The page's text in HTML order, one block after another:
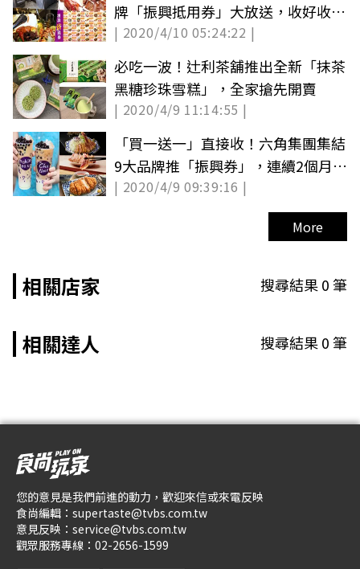
牌「振興抵用券」大放送，收好收滿
看這篇
| 2020/4/10 05:24:22 |
必吃一波！辻利茶舖推出全新「抹茶
黑糖珍珠雪糕」，全家搶先開賣
| 2020/4/9 11:14:55 |
「買一送一」直接收！六角集團集結
9大品牌推「振興券」，連續2個月可
用
| 2020/4/9 09:39:16 |
More
相關店家 搜尋結果0筆
相關達人 搜尋結果0筆
您的意見是我們前進的動力，歡迎來信或來電反映
食尚編輯： supertaste@tvbs.com.tw
意見反映： service@tvbs.com.tw
觀眾服務專線： 02-2656-1599